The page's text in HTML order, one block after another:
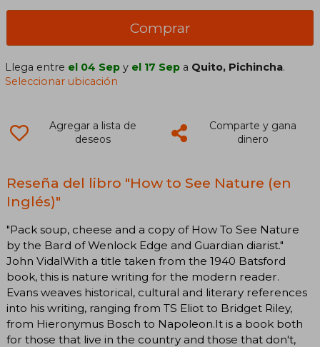
Comprar
Llega entre el 04 Sep y el 17 Sep a Quito, Pichincha.
Seleccionar ubicación
Agregar a lista de
deseos
Comparte y gana
dinero
Reseña del libro "How to See Nature (en
Inglés)"
"Pack soup, cheese and a copy of How To See Nature
by the Bard of Wenlock Edge and Guardian diarist."
John VidalWith a title taken from the 1940 Batsford
book, this is nature writing for the modern reader.
Evans weaves historical, cultural and literary references
into his writing, ranging from TS Eliot to Bridget Riley,
from Hieronymus Bosch to Napoleon.It is a book both
for those that live in the country and those that don't,